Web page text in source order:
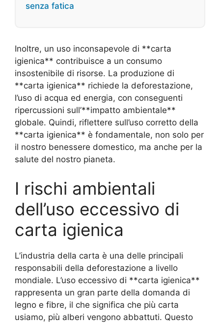
senza fatica
Inoltre, un uso inconsapevole di **carta
igienica** contribuisce a un consumo
insostenibile di risorse. La produzione di
**carta igienica** richiede la deforestazione,
l’uso di acqua ed energia, con conseguenti
ripercussioni sull’**impatto ambientale**
globale. Quindi, riflettere sull’uso corretto della
**carta igienica** è fondamentale, non solo per
il nostro benessere domestico, ma anche per la
salute del nostro pianeta.
I rischi ambientali
dell’uso eccessivo di
carta igienica
L’industria della carta è una delle principali
responsabili della deforestazione a livello
mondiale. L’uso eccessivo di **carta igienica**
rappresenta un gran parte della domanda di
legno e fibre, il che significa che più carta
usiamo, più alberi vengono abbattuti. Questo